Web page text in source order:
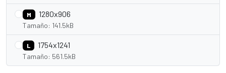
M 1280x906
Tamaño: 141.5kB
L 1754x1241
Tamaño: 561.5kB